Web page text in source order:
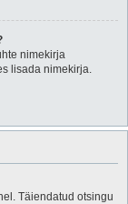
nimekirja
lisada nimekirja.
Täiendatud otsingu